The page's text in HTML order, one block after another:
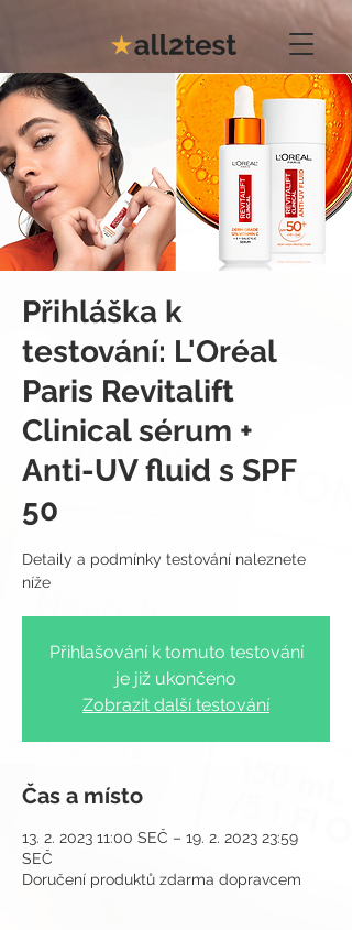
Přihláška k
testování: L'Oréal
Paris Revitalift
Clinical sérum +
Anti-UV fluid s SPF
50
Detaily a podmínky testování naleznete
Přihlašování k tomuto testování
je již ukončeno
Zobrazit další testování
Čas a místo
13. 2. 2023 11:00 SEČ – 19. 2. 2023 23:59
SEČ
Doručení produktů zdarma dopravcem